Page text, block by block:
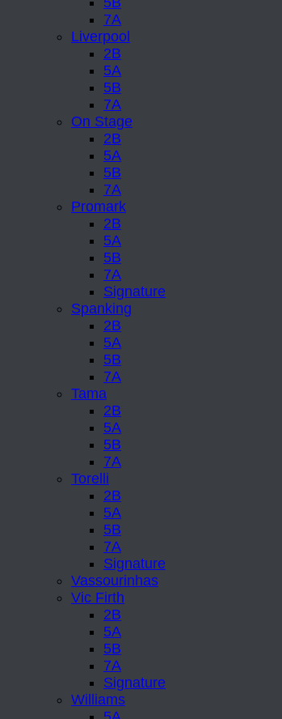
7A
Liverpool
2B
5A
5B
7A
On Stage
2B
5A
5B
7A
Promark
2B
5A
5B
7A
Signature
Spanking
2B
5A
5B
7A
Tama
2B
5A
5B
7A
Torelli
2B
5A
5B
7A
Signature
Vassourinhas
Vic Firth
2B
5A
5B
7A
Signature
Williams